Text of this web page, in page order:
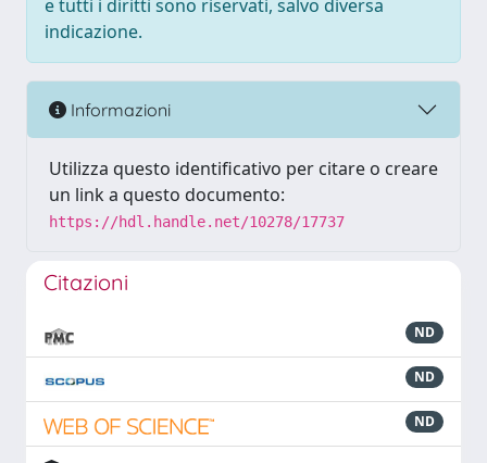
e tutti i diritti sono riservati, salvo diversa
indicazione.
Informazioni
Utilizza questo identificativo per citare o creare
un link a questo documento:
https://hdl.handle.net/10278/17737
Citazioni
ND
ND
ND